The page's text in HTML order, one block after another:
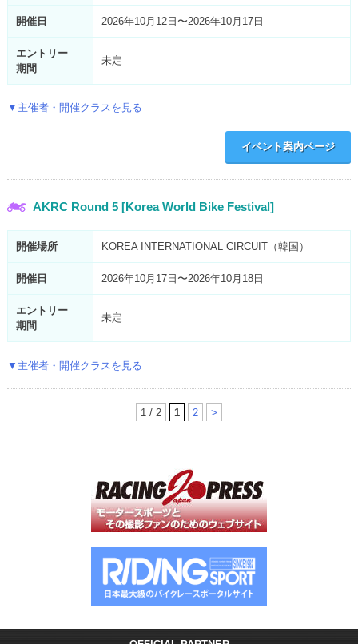
開催日 2026年10月12日〜2026年10月17日
エントリー
期間
未定
▼主催者・開催クラスを見る
イベント案内ページ
AKRC Round 5 [Korea World Bike Festival]
開催場所 KOREA INTERNATIONAL CIRCUIT（韓国）
開催日 2026年10月17日〜2026年10月18日
エントリー
期間
未定
▼主催者・開催クラスを見る
1 / 2 1 2 >